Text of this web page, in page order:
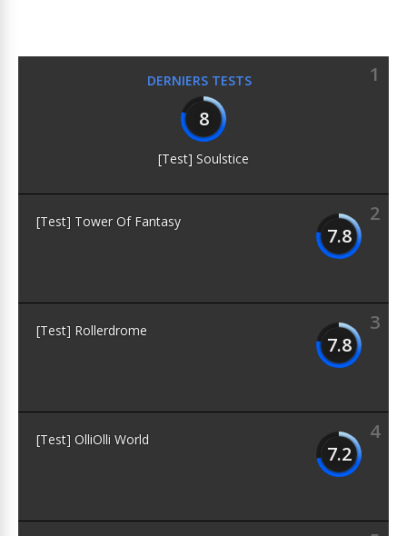
DERNIERS TESTS
1
8
[Test] Soulstice
2
7.8
[Test] Tower Of Fantasy
3
7.8
[Test] Rollerdrome
4
7.2
[Test] OlliOlli World